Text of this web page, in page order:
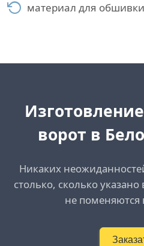
материал для
ворот в
Никаких
столько, сколько
не поменяются